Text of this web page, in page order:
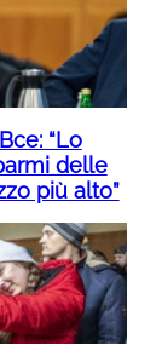
“Lo
delle
più alto”